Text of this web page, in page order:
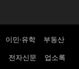
이민·유학 부동산
전자신문 업소록